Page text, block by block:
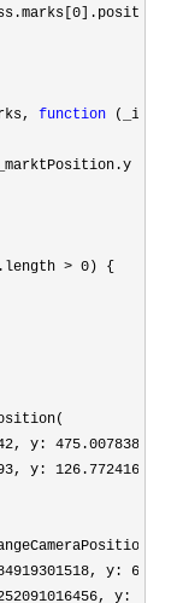
function
> 0 ) {
y:
y:
y:
y: